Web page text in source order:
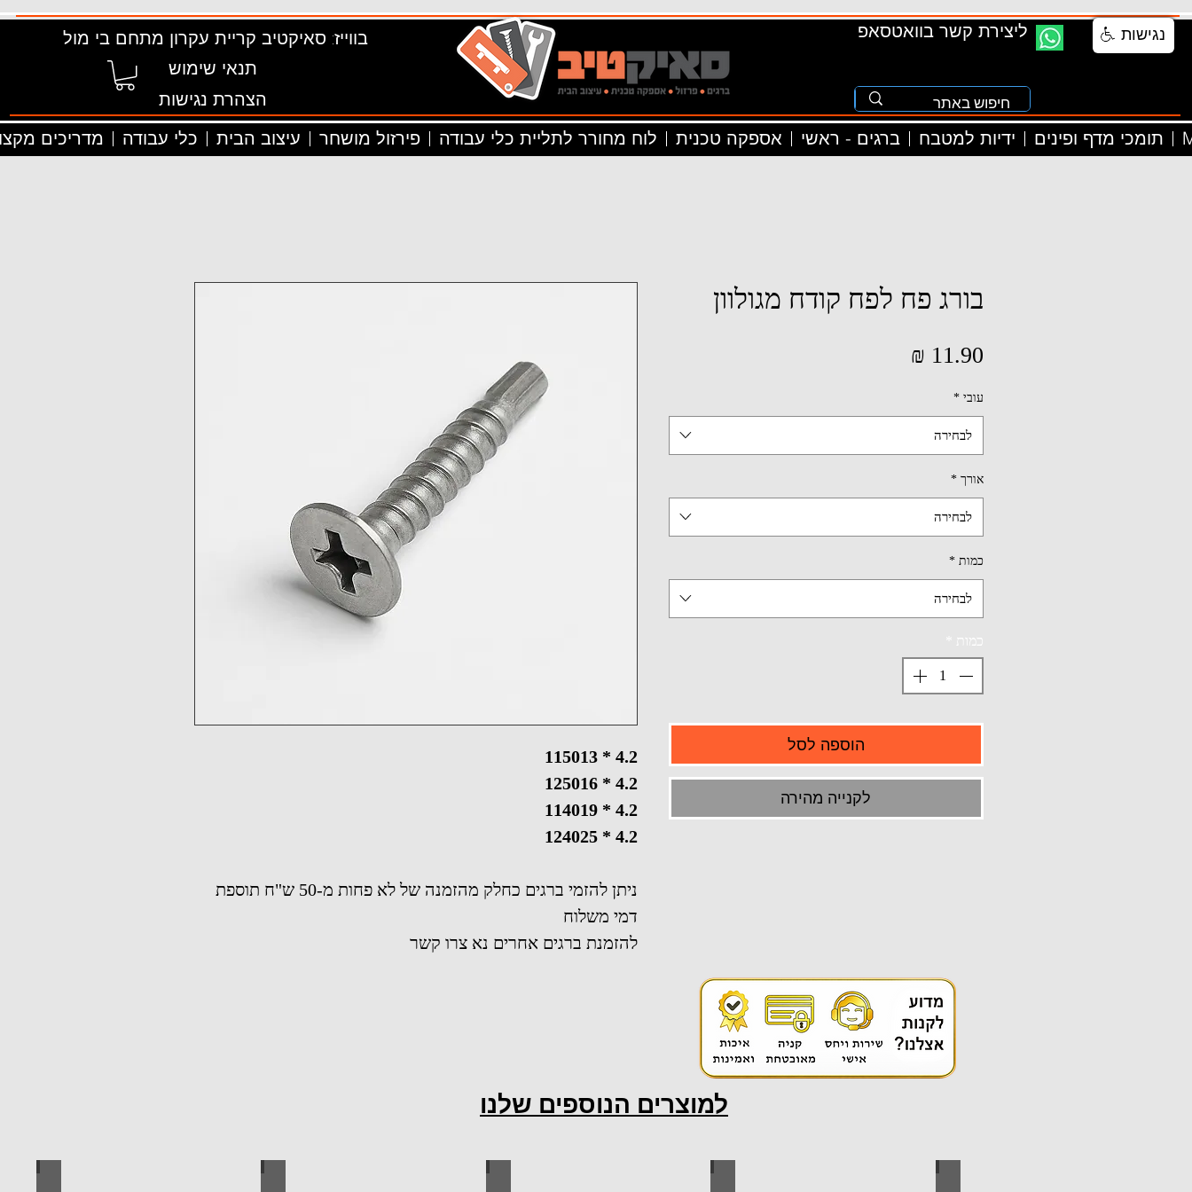
בווייז: סאיקטיב קריית עקרון מתחם בי מול
תנאי שימוש
הצהרת נגישות
ליצירת קשר בוואטסאפ
מדריכים כלי עבודה עיצוב הבית פירזול מושחר לוח מחורר לתליית כלי עבודה אספקה טכנית ברגים - ראשי ידיות למטבח תומכי מדף ופינים
4.2 * 13
50
11
4.2 * 16
50
12
4.2 * 19
40
11
4.2 * 25
40
12
ניתן להזמי ברגים כחלק מהזמנה של לא פחות מ-50 ש"ח תוספת
דמי משלוח
להזמנת ברגים אחרים נא צרו קשר
בורג פח לפח קודח מגולוון
עובי *
לבחירה
אורך *
לבחירה
כמות *
לבחירה
כמות
הוספה לסל
לקנייה מהירה
למוצרים הנוספים שלנו
נגישות